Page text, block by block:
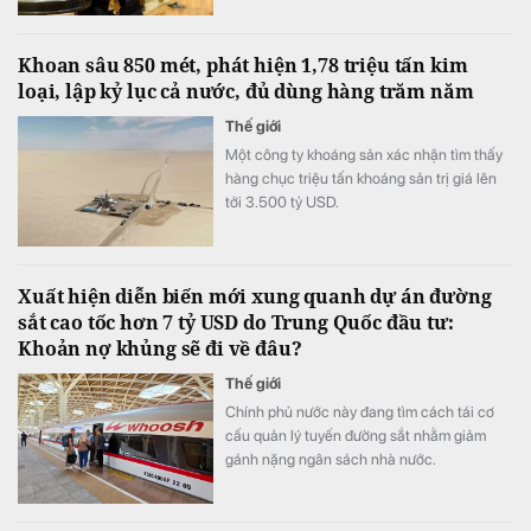
Khoan sâu 850 mét, phát hiện 1,78 triệu tấn kim
loại, lập kỷ lục cả nước, đủ dùng hàng trăm năm
Thế giới
Một công ty khoáng sản xác nhận tìm thấy
hàng chục triệu tấn khoáng sản trị giá lên
tới 3.500 tỷ USD.
Xuất hiện diễn biến mới xung quanh dự án đường
sắt cao tốc hơn 7 tỷ USD do Trung Quốc đầu tư:
Khoản nợ khủng sẽ đi về đâu?
Thế giới
Chính phủ nước này đang tìm cách tái cơ
cấu quản lý tuyến đường sắt nhằm giảm
gánh nặng ngân sách nhà nước.